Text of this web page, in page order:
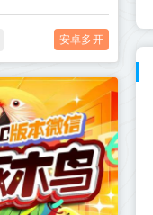
安卓多开